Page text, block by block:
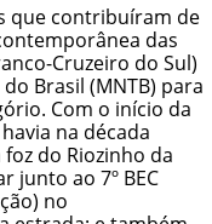
que contribuíram de
das
Cruzeiro do Sul)
Brasil (MNTB) para
Com o início da
na década
do Riozinho da
junto ao 7º BEC
no